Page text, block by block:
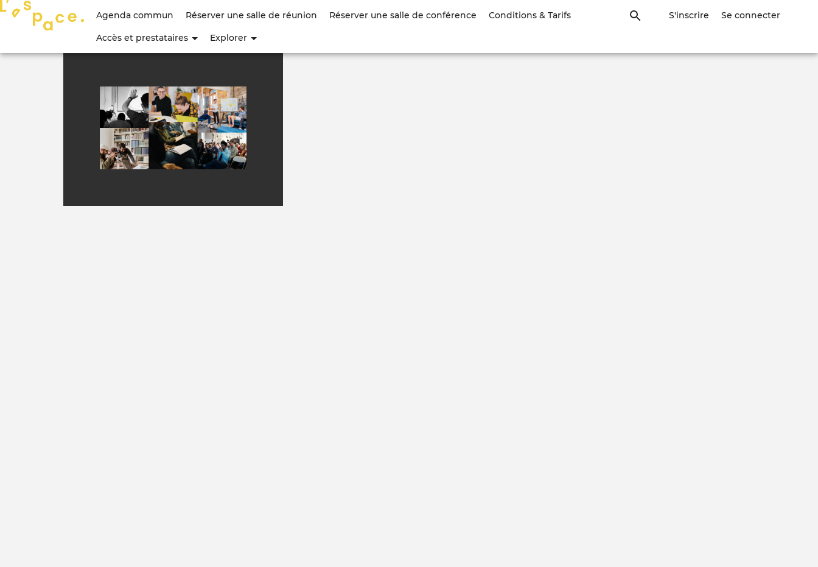
principal
Menu
compte
l'utilisateur
S'inscrire Se connecter
Agenda commun Réserver une salle de réunion Réserver une salle de conférence Conditions & Tarifs
Accès et prestataires Explorer